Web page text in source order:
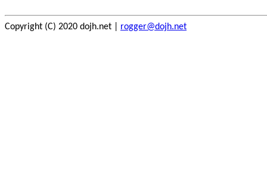
Copyright (C) 2020 dojh.net | rogger@dojh.net